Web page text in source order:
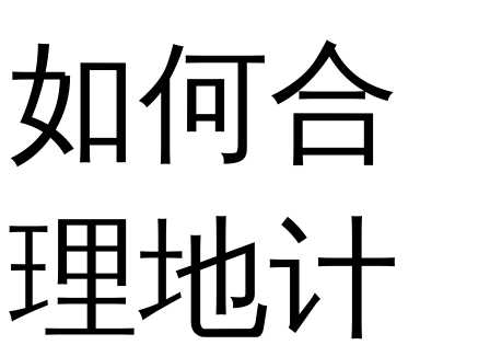
如何合
理地计